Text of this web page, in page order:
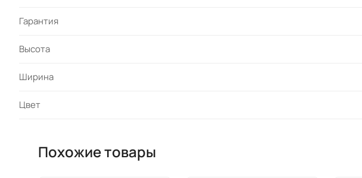
Гарантия
Высота
Ширина
Цвет
Похожие товары